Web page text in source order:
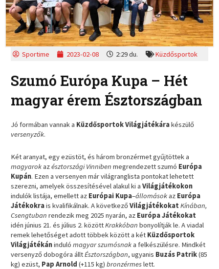
Sportime 2023-02-08 2:29 du. Küzdősportok
Szumó Európa Kupa – Hét
magyar érem Észtországban
Jó formában vannak a Küzdősportok Világjátékárakészülő
versenyzők.
Két aranyat, egy ezüstöt, és három bronzérmet gyűjtöttek a
magyarokazésztországi Vinniben megrendezett szumó Európa
Kupán. Ezen a versenyen már világranglista pontokat lehetett
szerezni, amelyek összesítésével alakul ki aVilágjátékokon
indulók listája, emellett az Európai Kupa–állomásokaz Európa
Játékokrais kvalifikálnak. A következőVilágjátékokatKínában,
Csengtuban rendezik meg 2025 nyarán, az Európa Játékokat
idén június 21. és július 2. közöttKrakkóbanbonyolítják le. A viadal
remek lehetőséget adott többek között a két Küzdősportok
Világjátékánindulómagyar szumósnaka felkészülésre. Mindkét
versenyző dobogóra álltÉsztországban, ugyanis Buzás Patrik(85
kg) ezüst, Pap Arnold (+115 kg)bronzérmeslett.